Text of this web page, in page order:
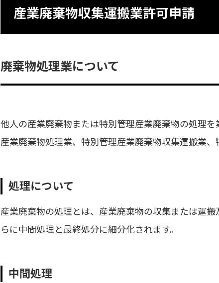
産業廃棄物収集運搬業許可申請
廃棄物処理業について
他人の産業廃棄物または特別管理産業廃棄物の処理
産業廃棄物処理業、特別管理産業廃棄物収集運搬業、
処理について
産業廃棄物の処理とは、産業廃棄物の収集または運
らに中間処理と最終処分に細分化されます。
中間処理